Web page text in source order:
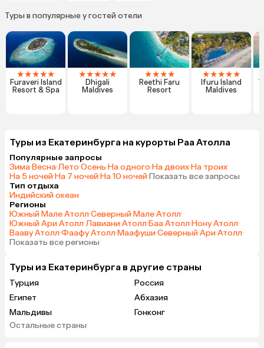
Туры в популярные у гостей отели
★★★★★
Furaveri Island
Resort & Spa
★★★★★
Dhigali
Maldives
★★★★
Reethi Faru
Resort
★★★★★
Ifuru Island
Maldives
Туры из Екатеринбурга на курорты Раа Атолла
Популярные запросы
Зима·Весна·Лето·Осень·На одного·На двоих·На троих·
На 5 ночей·На 7 ночей·На 10 ночей·Показать все запросы
Тип отдыха
Индийский океан
Регионы
Южный Мале Атолл·Северный Мале Атолл·
Южный Ари Атолл·Лавиани Атолл·Баа Атолл·Нону Атолл·
Вааву Атолл·Фаафу Атолл·Маафуши·Северный Ари Атолл·
Показать все регионы
Туры из Екатеринбурга в другие страны
Турция
Россия
Египет
Абхазия
Мальдивы
Гонконг
Саудовская Аравия
Остальные страны